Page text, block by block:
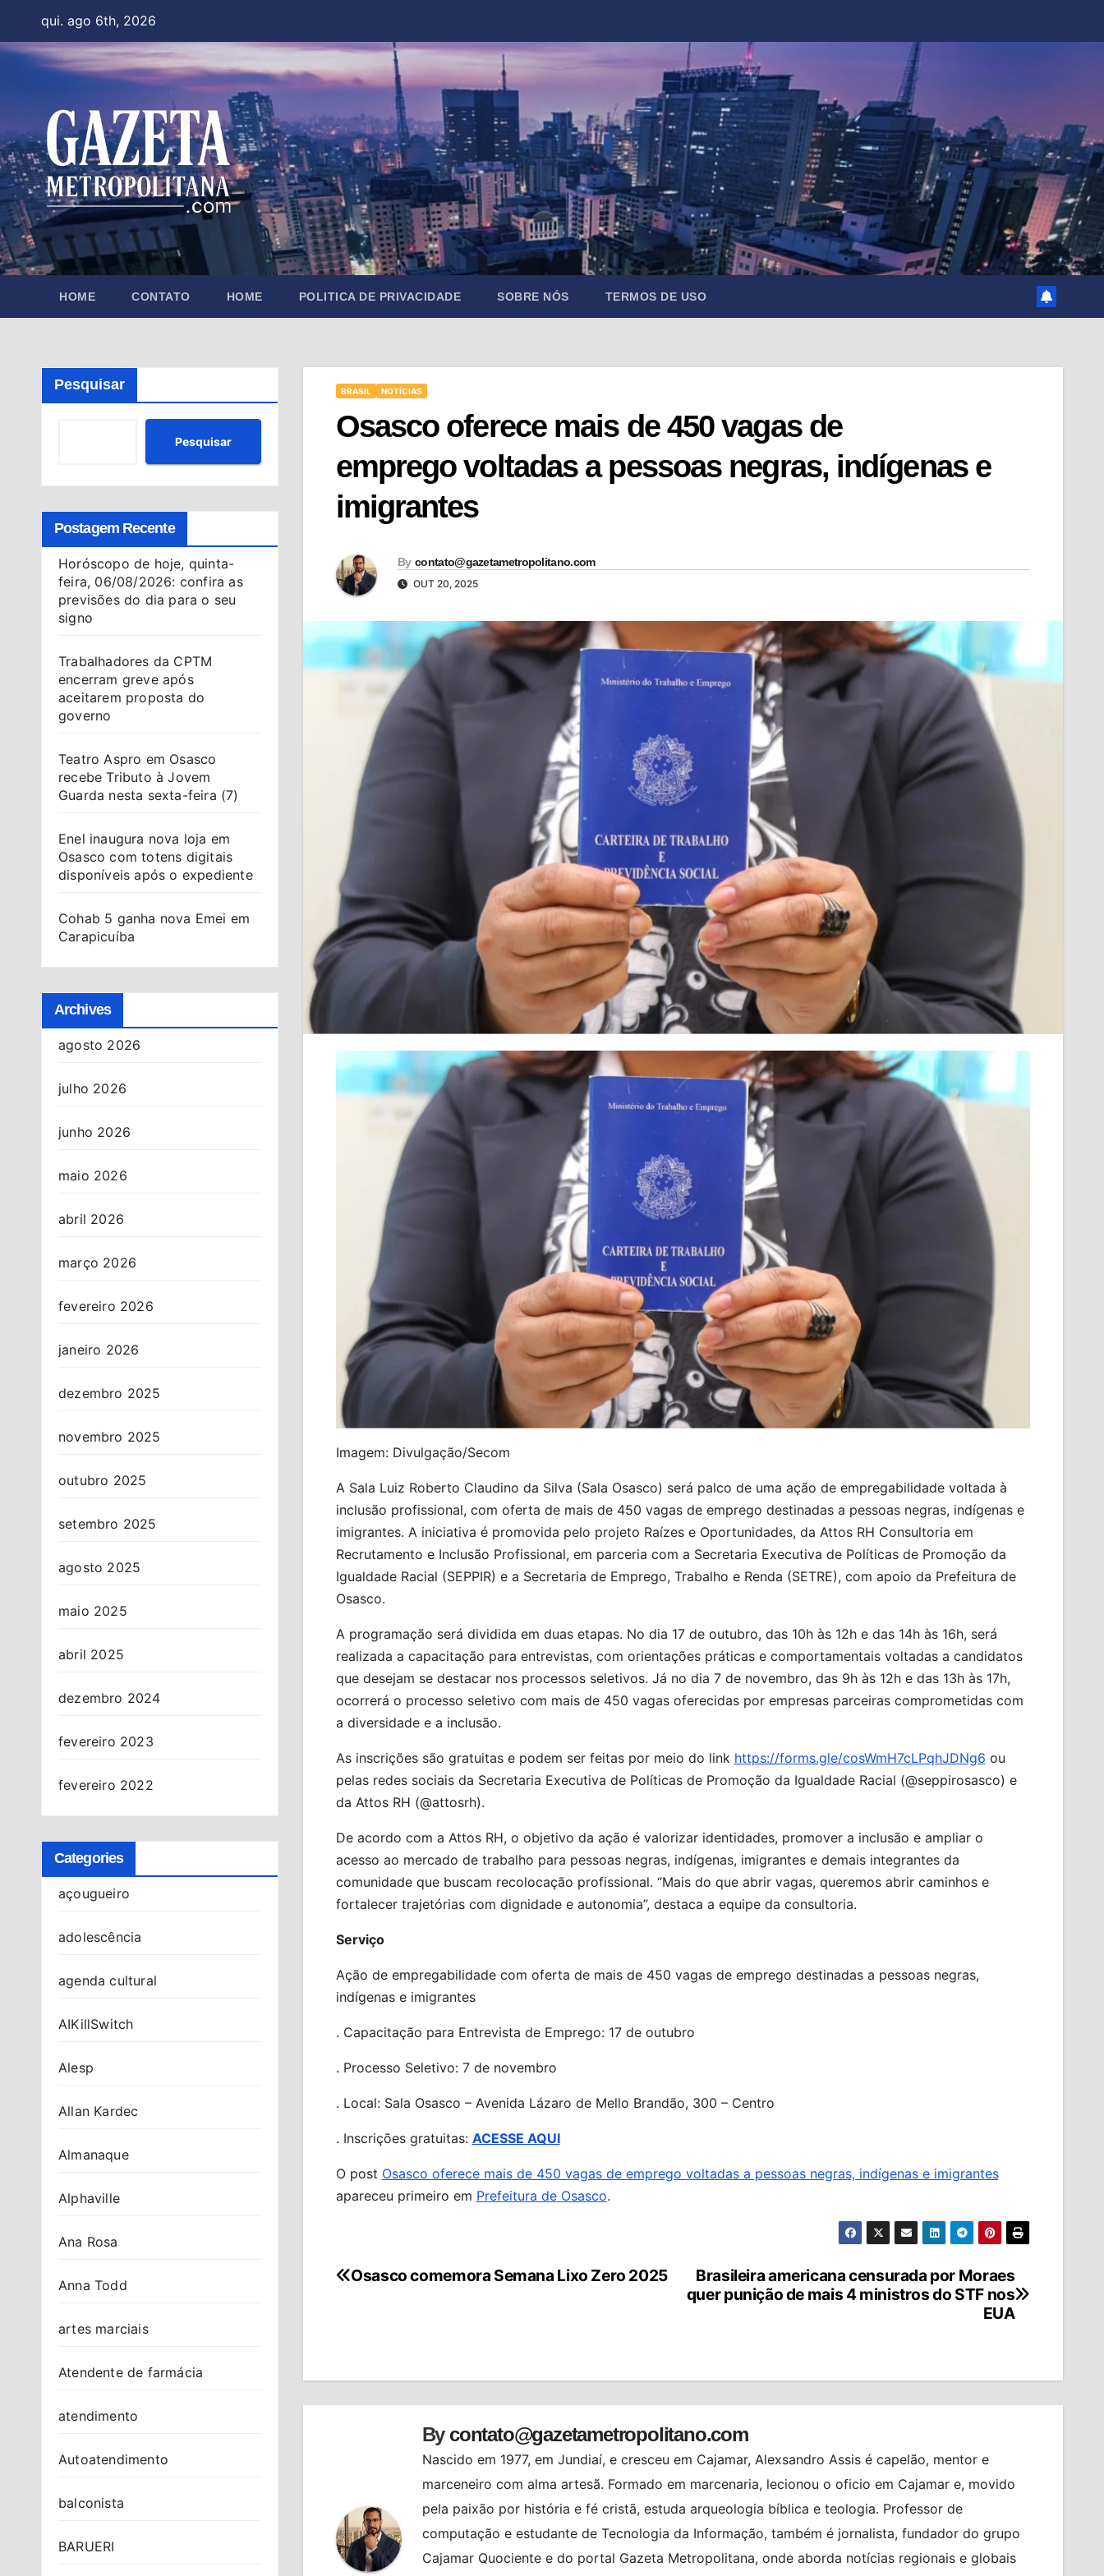
content
qui. ago 6th, 2026
HOME CONTATO HOME POLITICA DE PRIVACIDADE SOBRE NÓS TERMOS DE USO
Pesquisar
Pesquisar
Postagem Recente
Horóscopo de hoje, quinta-
feira, 06/08/2026: confira as
previsões do dia para o seu
signo
Trabalhadores da CPTM
encerram greve após
aceitarem proposta do
governo
Teatro Aspro em Osasco
recebe Tributo à Jovem
Guarda nesta sexta-feira (7)
Enel inaugura nova loja em
Osasco com totens digitais
disponíveis após o expediente
Cohab 5 ganha nova Emei em
Carapicuíba
Archives
agosto 2026
julho 2026
junho 2026
maio 2026
abril 2026
março 2026
fevereiro 2026
janeiro 2026
dezembro 2025
novembro 2025
outubro 2025
setembro 2025
agosto 2025
maio 2025
abril 2025
dezembro 2024
fevereiro 2023
fevereiro 2022
Categories
açougueiro
adolescência
agenda cultural
AIKillSwitch
Alesp
Allan Kardec
Almanaque
Alphaville
Ana Rosa
Anna Todd
artes marciais
Atendente de farmácia
atendimento
Autoatendimento
balconista
BARUERI
BRASIL NOTÍCIAS
Osasco oferece mais de 450 vagas de
emprego voltadas a pessoas negras, indígenas e
imigrantes
By contato@gazetametropolitano.com
OUT 20, 2025
Imagem: Divulgação/Secom
A Sala Luiz Roberto Claudino da Silva (Sala Osasco) será palco de uma ação de empregabilidade voltada à
inclusão profissional, com oferta de mais de 450 vagas de emprego destinadas a pessoas negras, indígenas e
imigrantes. A iniciativa é promovida pelo projeto Raízes e Oportunidades, da Attos RH Consultoria em
Recrutamento e Inclusão Profissional, em parceria com a Secretaria Executiva de Políticas de Promoção da
Igualdade Racial (SEPPIR) e a Secretaria de Emprego, Trabalho e Renda (SETRE), com apoio da Prefeitura de
Osasco.
A programação será dividida em duas etapas. No dia 17 de outubro, das 10h às 12h e das 14h às 16h, será
realizada a capacitação para entrevistas, com orientações práticas e comportamentais voltadas a candidatos
que desejam se destacar nos processos seletivos. Já no dia 7 de novembro, das 9h às 12h e das 13h às 17h,
ocorrerá o processo seletivo com mais de 450 vagas oferecidas por empresas parceiras comprometidas com
a diversidade e a inclusão.
As inscrições são gratuitas e podem ser feitas por meio do link https://forms.gle/cosWmH7cLPqhJDNg6 ou
pelas redes sociais da Secretaria Executiva de Políticas de Promoção da Igualdade Racial (@seppirosasco) e
da Attos RH (@attosrh).
De acordo com a Attos RH, o objetivo da ação é valorizar identidades, promover a inclusão e ampliar o
acesso ao mercado de trabalho para pessoas negras, indígenas, imigrantes e demais integrantes da
comunidade que buscam recolocação profissional. “Mais do que abrir vagas, queremos abrir caminhos e
fortalecer trajetórias com dignidade e autonomia”, destaca a equipe da consultoria.
Serviço
Ação de empregabilidade com oferta de mais de 450 vagas de emprego destinadas a pessoas negras,
indígenas e imigrantes
. Capacitação para Entrevista de Emprego: 17 de outubro
. Processo Seletivo: 7 de novembro
. Local: Sala Osasco – Avenida Lázaro de Mello Brandão, 300 – Centro
. Inscrições gratuitas: ACESSE AQUI
O post Osasco oferece mais de 450 vagas de emprego voltadas a pessoas negras, indígenas e imigrantes
apareceu primeiro em Prefeitura de Osasco.
Navegação
Brasileira americana censurada por Moraes
quer punição de mais 4 ministros do STF nos
EUA
Osasco comemora Semana Lixo Zero 2025
By contato@gazetametropolitano.com
Nascido em 1977, em Jundiaí, e cresceu em Cajamar, Alexsandro Assis é capelão, mentor e
marceneiro com alma artesã. Formado em marcenaria, lecionou o oficio em Cajamar e, movido
pela paixão por história e fé cristã, estuda arqueologia bíblica e teologia. Professor de
computação e estudante de Tecnologia da Informação, também é jornalista, fundador do grupo
Cajamar Quociente e do portal Gazeta Metropolitana, onde aborda notícias regionais e globais